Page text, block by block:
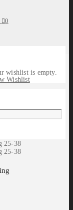
0
wishlist is empty.
Wishlist
widget area in